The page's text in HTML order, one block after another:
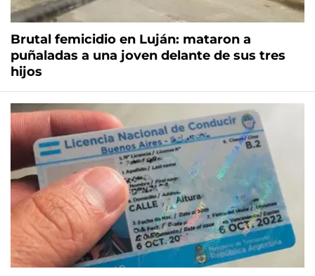
Brutal femicidio en Luján: mataron a
puñaladas a una joven delante de sus tres
hijos